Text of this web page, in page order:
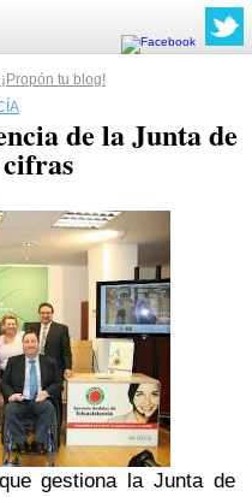
tu blog!
de la Junta de
gestiona la Junta de